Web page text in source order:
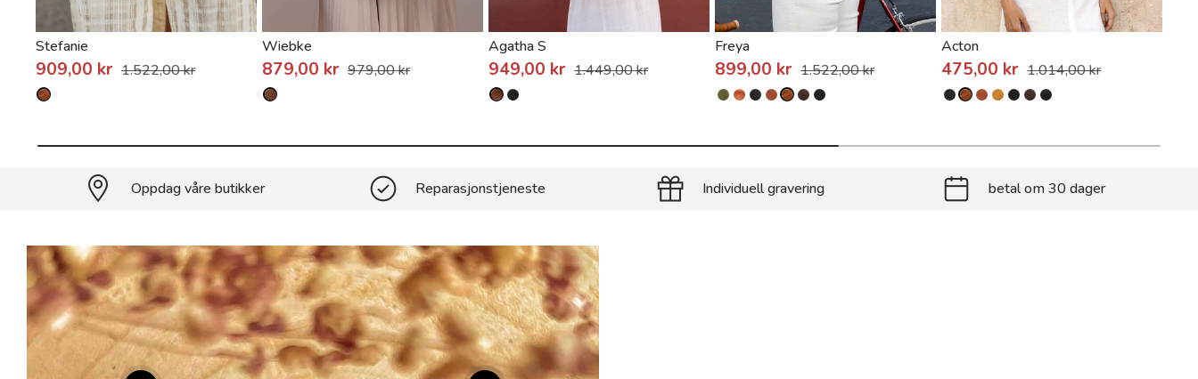
Stefanie
909,00 kr 1.522,00 kr
Wiebke
879,00 kr 979,00 kr
Agatha S
949,00 kr 1.449,00 kr
Freya
899,00 kr 1.522,00 kr
Acton
475,00 kr 1.014,00 kr
Oppdag våre butikker Reparasjonstjeneste Individuell gravering betal om 30 dager